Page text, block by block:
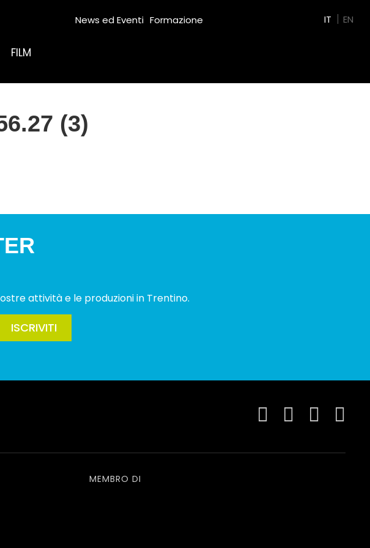
FILM
News ed Eventi Formazione IT EN
(3)
attività e le produzioni in Trentino.
ISCRIVITI
MEMBRO DI